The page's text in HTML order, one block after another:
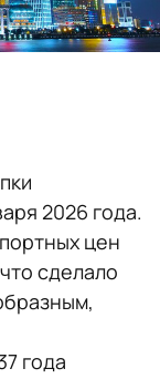
2026 года.
цен
сделало
года